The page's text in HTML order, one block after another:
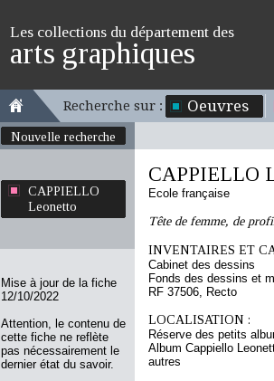
Les collections du département des
arts graphiques
Recherche sur : Oeuvres
Nouvelle recherche
CAPPIELLO
Leonetto
Mise à jour de la fiche
12/10/2022
Attention, le contenu de
cette fiche ne reflète
pas nécessairement le
dernier état du savoir.
CAPPIELLO
Ecole française
Tête de femme, de
INVENTAIRES ET
Cabinet des dessins
Fonds des dessins et
RF 37506, Recto
LOCALISATION :
Réserve des petits
Album Cappiello
autres